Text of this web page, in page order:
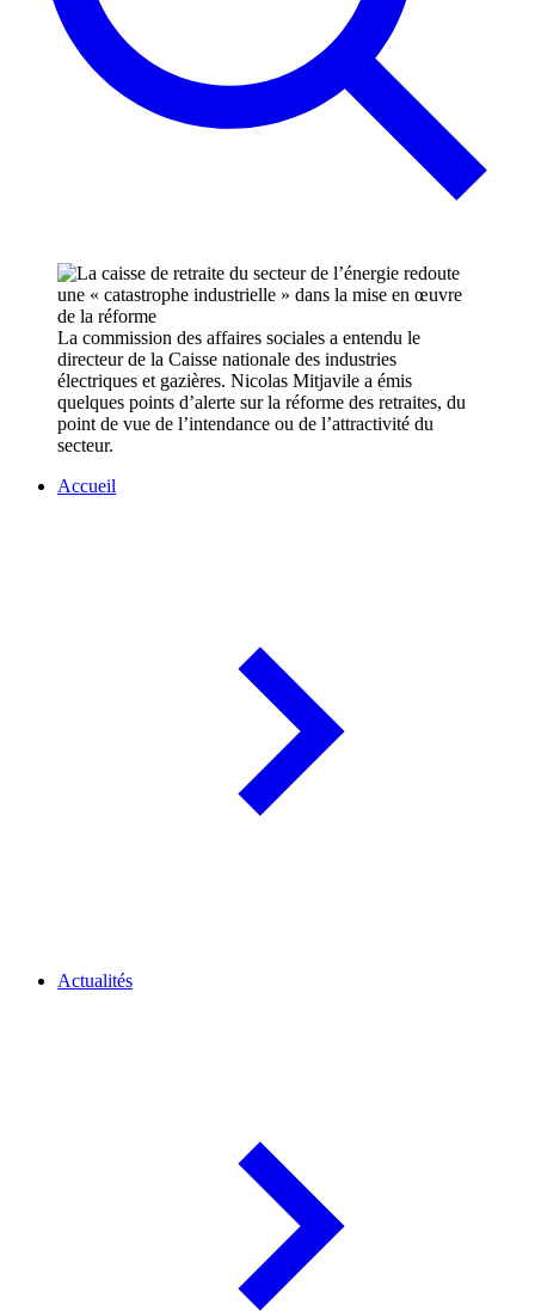
La commission des affaires sociales a entendu le
directeur de la Caisse nationale des industries
électriques et gazières. Nicolas Mitjavile a émis
quelques points d’alerte sur la réforme des retraites, du
point de vue de l’intendance ou de l’attractivité du
secteur.
Accueil
Actualités